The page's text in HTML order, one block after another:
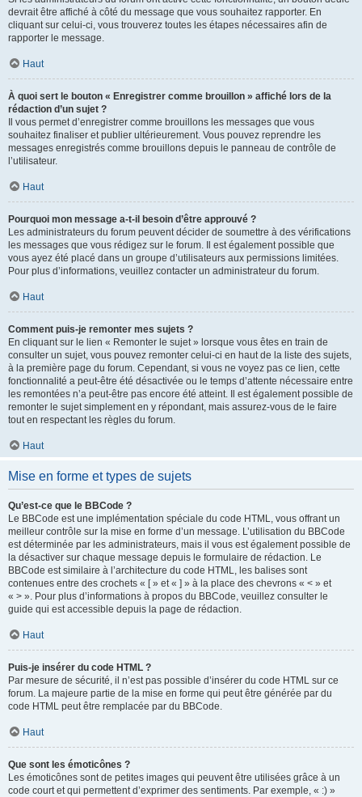
devrait être affiché à côté du message que vous souhaitez rapporter. En
cliquant sur celui-ci, vous trouverez toutes les étapes nécessaires afin de
rapporter le message.
Haut
À quoi sert le bouton « Enregistrer comme brouillon » affiché lors de la
rédaction d’un sujet ?
Il vous permet d’enregistrer comme brouillons les messages que vous
souhaitez finaliser et publier ultérieurement. Vous pouvez reprendre les
messages enregistrés comme brouillons depuis le panneau de contrôle de
l’utilisateur.
Haut
Pourquoi mon message a-t-il besoin d’être approuvé ?
Les administrateurs du forum peuvent décider de soumettre à des vérifications
les messages que vous rédigez sur le forum. Il est également possible que
vous ayez été placé dans un groupe d’utilisateurs aux permissions limitées.
Pour plus d’informations, veuillez contacter un administrateur du forum.
Haut
Comment puis-je remonter mes sujets ?
En cliquant sur le lien « Remonter le sujet » lorsque vous êtes en train de
consulter un sujet, vous pouvez remonter celui-ci en haut de la liste des sujets,
à la première page du forum. Cependant, si vous ne voyez pas ce lien, cette
fonctionnalité a peut-être été désactivée ou le temps d’attente nécessaire entre
les remontées n’a peut-être pas encore été atteint. Il est également possible de
remonter le sujet simplement en y répondant, mais assurez-vous de le faire
tout en respectant les règles du forum.
Haut
Mise en forme et types de sujets
Qu’est-ce que le BBCode ?
Le BBCode est une implémentation spéciale du code HTML, vous offrant un
meilleur contrôle sur la mise en forme d’un message. L’utilisation du BBCode
est déterminée par les administrateurs, mais il vous est également possible de
la désactiver sur chaque message depuis le formulaire de rédaction. Le
BBCode est similaire à l’architecture du code HTML, les balises sont
contenues entre des crochets « [ » et « ] » à la place des chevrons « < » et
« > ». Pour plus d’informations à propos du BBCode, veuillez consulter le
guide qui est accessible depuis la page de rédaction.
Haut
Puis-je insérer du code HTML ?
Par mesure de sécurité, il n’est pas possible d’insérer du code HTML sur ce
forum. La majeure partie de la mise en forme qui peut être générée par du
code HTML peut être remplacée par du BBCode.
Haut
Que sont les émoticônes ?
Les émoticônes sont de petites images qui peuvent être utilisées grâce à un
code court et qui permettent d’exprimer des sentiments. Par exemple, « :) »